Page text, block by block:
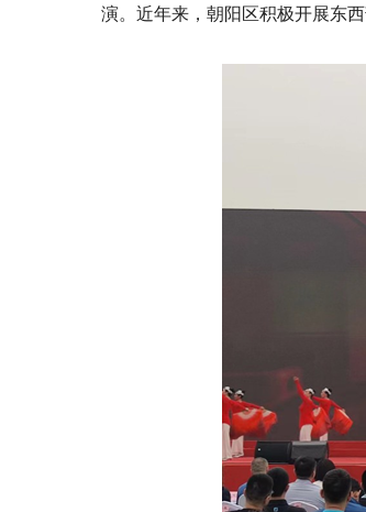
演。近年来，朝阳区积极开展东